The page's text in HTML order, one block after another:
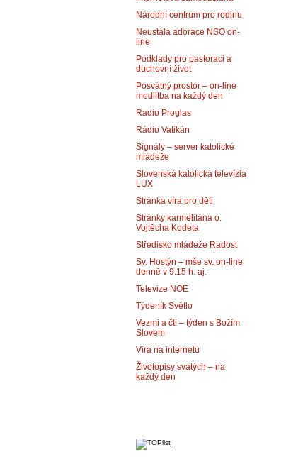
Národní centrum pro rodinu
Neustálá adorace NSO on-
line
Podklady pro pastoraci a
duchovní život
Posvátný prostor – on-line
modlitba na každý den
Radio Proglas
Rádio Vatikán
Signály – server katolické
mládeže
Slovenská katolická televízia
LUX
Stránka víra pro děti
Stránky karmelitána o.
Vojtěcha Kodeta
Středisko mládeže Radost
Sv. Hostýn – mše sv. on-line
denně v 9.15 h. aj.
Televize NOE
Týdeník Světlo
Vezmi a čti – týden s Božím
Slovem
Víra na internetu
Životopisy svatých – na
každý den